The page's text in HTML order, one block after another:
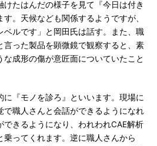
たはんだの様子を見て『今日は付き
。天候なども関係するようですが、
ベルです」と岡田氏は話す。また、職
言った製品を顕微鏡で観察すると、素
な成形の傷が意匠面についていたこと
『モノを診ろ』といいます。現場に
で職人さんと会話ができるようになれ
できるようになり、われわれCAE解析
ってくれます。逆に職人さんから